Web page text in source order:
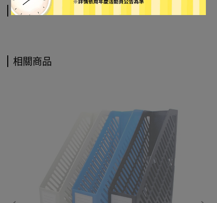
運送方式
相關商品